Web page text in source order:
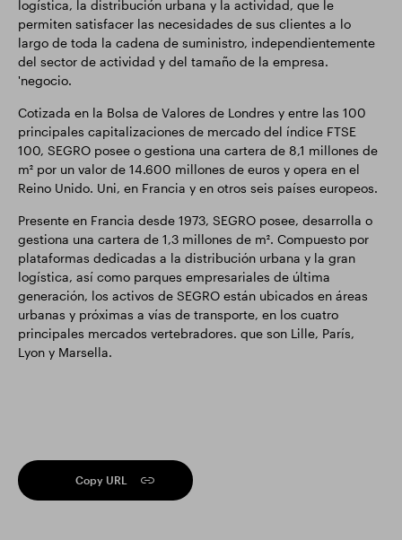
logística, la distribución urbana y la actividad, que le
permiten satisfacer las necesidades de sus clientes a lo
largo de toda la cadena de suministro, independientemente
del sector de actividad y del tamaño de la empresa.
'negocio.
Cotizada en la Bolsa de Valores de Londres y entre las 100
principales capitalizaciones de mercado del índice FTSE
100, SEGRO posee o gestiona una cartera de 8,1 millones de
m² por un valor de 14.600 millones de euros y opera en el
Reino Unido. Uni, en Francia y en otros seis países europeos.
Presente en Francia desde 1973, SEGRO posee, desarrolla o
gestiona una cartera de 1,3 millones de m². Compuesto por
plataformas dedicadas a la distribución urbana y la gran
logística, así como parques empresariales de última
generación, los activos de SEGRO están ubicados en áreas
urbanas y próximas a vías de transporte, en los cuatro
principales mercados vertebradores. que son Lille, París,
Lyon y Marsella.
Copy URL